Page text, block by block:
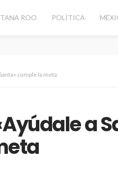
ROO POLÍTICA
cumple la meta
a